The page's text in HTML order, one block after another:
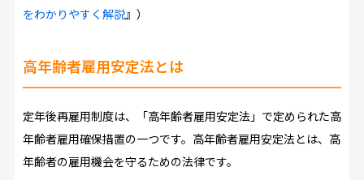
をわかりやすく解説』）
高年齢者雇用安定法とは
定年後再雇用制度は、「高年齢者雇用安定法」で定められた高
年齢者雇用確保措置の一つです。高年齢者雇用安定法とは、高
年齢者の雇用機会を守るための法律です。